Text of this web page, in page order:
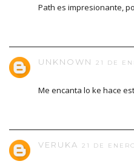
Path es impresionante,
UNKNOWN 21 DE
Me encanta lo ke hace
VERUKA 21 DE